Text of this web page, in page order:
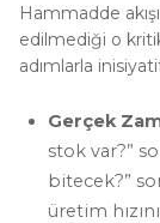
Hammadde
edilmediği o
adımlarla
Gerçek
stok var?”
bitecek?”
üretim